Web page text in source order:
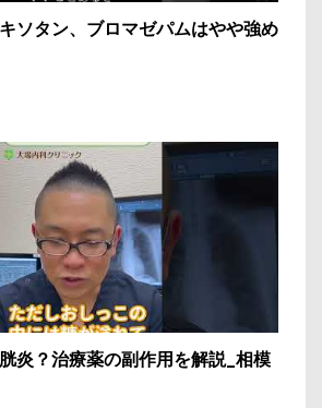
キソタン、ブロマゼパムはやや強め
炎？治療薬の副作用を解説_相模